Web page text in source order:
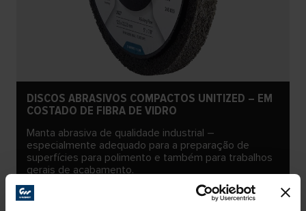
DISCOS ABRASIVOS COMPACTOS UNITIZED – EM
COSTADO DE FIBRA DE VIDRO
Manta abrasiva de qualidade industrial –
especialmente adequado para a preparação de
superfícies para polimento e também para trabalhos
gerais de acabamento.